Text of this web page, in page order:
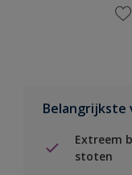
Belangrijkste
Extreem
stoten